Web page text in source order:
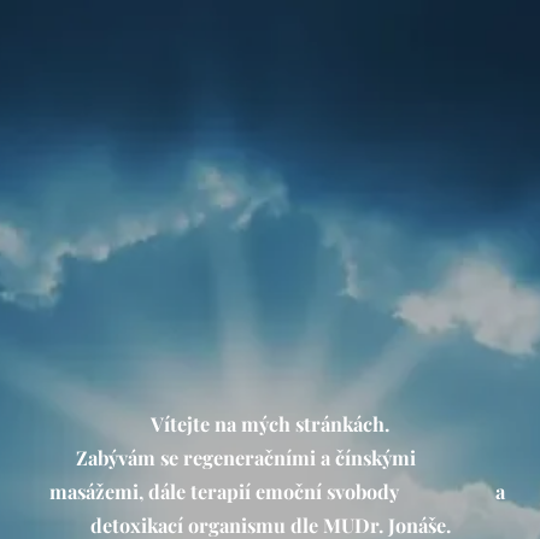
Vítejte na mých stránkách.
Zabývám se regeneračními a čínskými
masážemi, dále terapií emoční svobody a
detoxikací organismu dle MUDr. Jonáše.